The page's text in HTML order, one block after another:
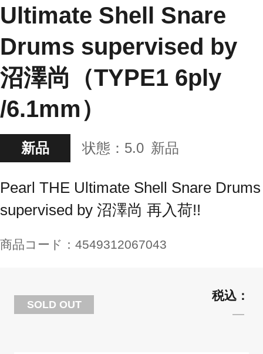
Ultimate Shell Snare
Drums supervised by
沼澤尚（TYPE1 6ply
/6.1mm）
新品 状態： 5.0 新品
Pearl THE Ultimate Shell Snare Drums
supervised by 沼澤尚 再入荷!!
商品コード： 4549312067043
SOLD OUT